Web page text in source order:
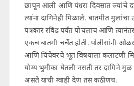
छापून आली आणि पंधरा दिवसात ज्यांचे
त्यांना दागिनेही मिळाले. बातमीत
पत्रकार रविंद्र पर्यंत पोचलाच आणि
एकच बातमी चर्चेत होती. पोलीसांनी
आणि चिंचेवरचे भूत विषयाला कलाटणी
योग्य भुमीका घेतली नसती तर दागिने
असते याची ग्वाही देण तस कठीणच.